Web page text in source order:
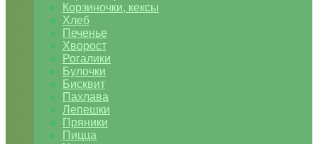
Корзиночки, кексы
Хлеб
Печенье
Хворост
Рогалики
Булочки
Бисквит
Пахлава
Лепешки
Пряники
Пицца